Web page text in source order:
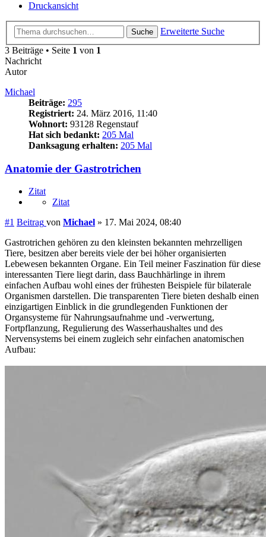
Druckansicht
Suche
Erweiterte Suche
3 Beiträge • Seite 1 von 1
Nachricht
Autor
Michael
Beiträge: 295
Registriert: 24. März 2016, 11:40
Wohnort: 93128 Regenstauf
Hat sich bedankt: 205 Mal
Danksagung erhalten: 205 Mal
Anatomie der Gastrotrichen
Zitat
Zitat
#1 Beitrag von Michael » 17. Mai 2024, 08:40
Gastrotrichen gehören zu den kleinsten bekannten mehrzelligen
Tiere, besitzen aber bereits viele der bei höher organisierten
Lebewesen bekannten Organe. Ein Teil meiner Faszination für diese
interessanten Tiere liegt darin, dass Bauchhärlinge in ihrem
einfachen Aufbau wohl eines der frühesten Beispiele für bilaterale
Organismen darstellen. Die transparenten Tiere bieten deshalb einen
einzigartigen Einblick in die grundlegenden Funktionen der
Organsysteme für Nahrungsaufnahme und -verwertung,
Fortpflanzung, Regulierung des Wasserhaushaltes und des
Nervensystems bei einem zugleich sehr einfachen anatomischen
Aufbau: